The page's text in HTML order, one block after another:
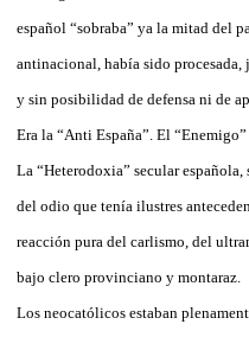
español “sobraba” ya la mitad del
antinacional, había sido
y sin posibilidad de defensa ni de
Era la “Anti España”. El “Enemigo”
La “Heterodoxia” secular
del odio que tenía ilustres
reacción pura del carlismo, del
bajo clero provinciano y montaraz.
Los neocatólicos estaban